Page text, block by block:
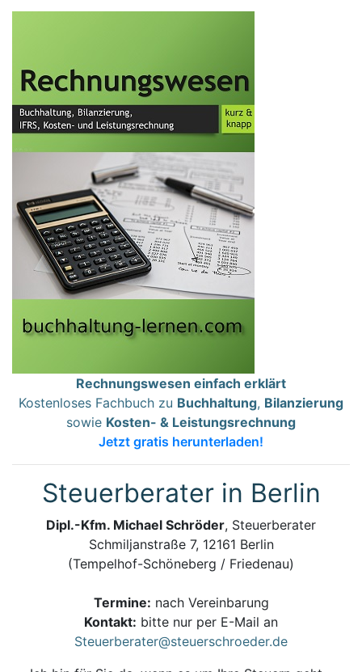
Rechnungswesen einfach erklärt
Kostenloses Fachbuch zu Buchhaltung, Bilanzierung
sowie Kosten- & Leistungsrechnung
Jetzt gratis herunterladen!
Steuerberater in Berlin
Dipl.-Kfm. Michael Schröder, Steuerberater
Schmiljanstraße 7, 12161 Berlin
(Tempelhof-Schöneberg / Friedenau)
Termine: nach Vereinbarung
Kontakt: bitte nur per E-Mail an
Steuerberater@steuerschroeder.de